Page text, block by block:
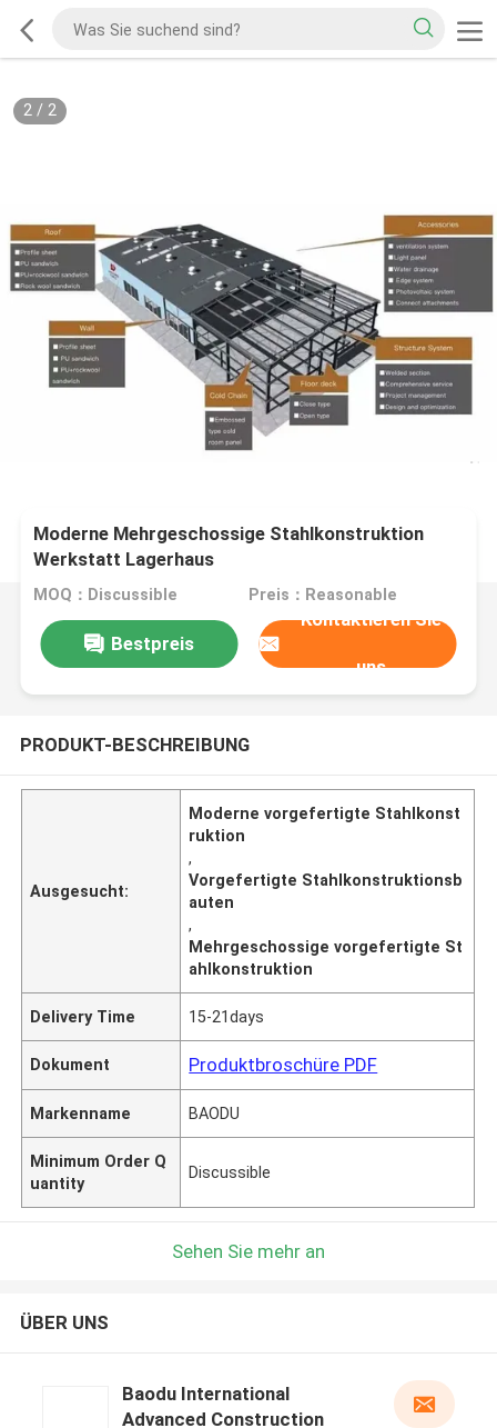
2/ 2
Moderne Mehrgeschossige Stahlkonstruktion
Werkstatt Lagerhaus
MOQ：Discussible Preis：Reasonable
Bestpreis
Kontaktieren Sie
uns
PRODUKT-BESCHREIBUNG
Ausgesucht:
Moderne vorgefertigte Stahlkonst
ruktion
,
Vorgefertigte Stahlkonstruktionsb
auten
,
Mehrgeschossige vorgefertigte St
ahlkonstruktion
Delivery Time 15-21days
Dokument Produktbroschüre PDF
Markenname BAODU
Minimum Order Q
uantity
Discussible
Sehen Sie mehr an
ÜBER UNS
Baodu International
Advanced Construction